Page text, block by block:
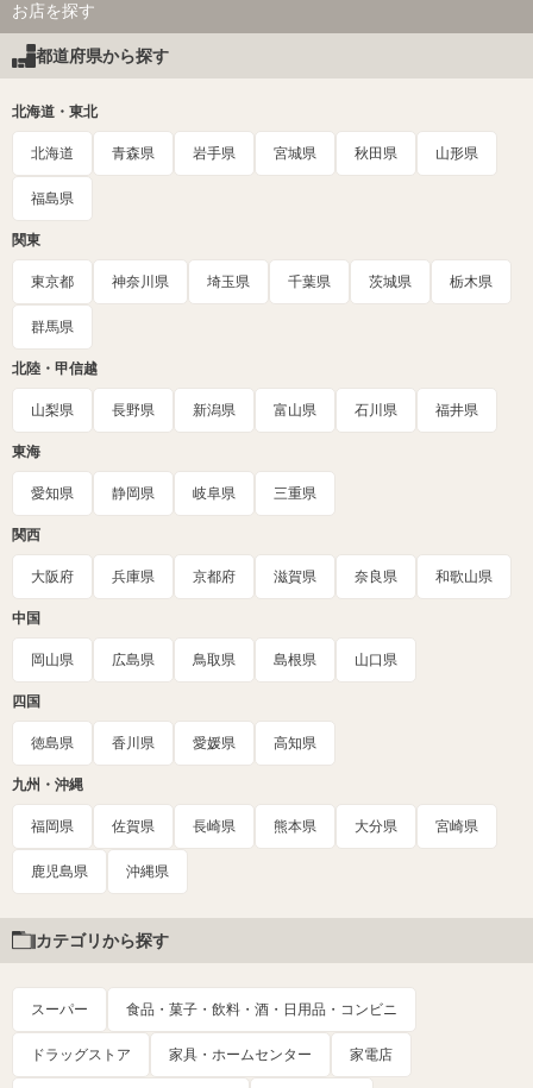
お店を探す
都道府県から探す
北海道・東北
北海道 青森県 岩手県 宮城県 秋田県 山形県
福島県
関東
東京都 神奈川県 埼玉県 千葉県 茨城県 栃木県
群馬県
北陸・甲信越
山梨県 長野県 新潟県 富山県 石川県 福井県
東海
愛知県 静岡県 岐阜県 三重県
関西
大阪府 兵庫県 京都府 滋賀県 奈良県 和歌山県
中国
岡山県 広島県 鳥取県 島根県 山口県
四国
徳島県 香川県 愛媛県 高知県
九州・沖縄
福岡県 佐賀県 長崎県 熊本県 大分県 宮崎県
鹿児島県 沖縄県
カテゴリから探す
スーパー 食品・菓子・飲料・酒・日用品・コンビニ
ドラッグストア 家具・ホームセンター 家電店